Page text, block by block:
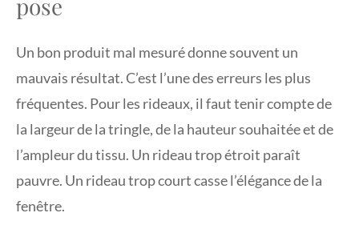
pose
Un bon produit mal mesuré donne souvent un
mauvais résultat. C’est l’une des erreurs les plus
fréquentes. Pour les rideaux, il faut tenir compte de
la largeur de la tringle, de la hauteur souhaitée et de
l’ampleur du tissu. Un rideau trop étroit paraît
pauvre. Un rideau trop court casse l’élégance de la
fenêtre.